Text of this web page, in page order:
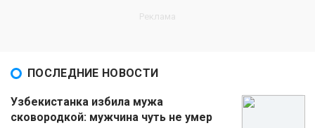
ПОСЛЕДНИЕ НОВОСТИ
Узбекистанка избила мужа
сковородкой: мужчина чуть не умер